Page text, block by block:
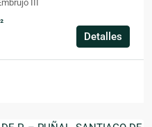
III
Detalles